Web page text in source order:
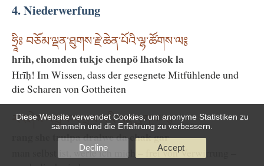
4. Niederwerfung
ཧྲཱིཿ བཅོམ་ལྡན་ཐུགས་རྗེ་ཆེན་པོའི་ལྷ་ཚོགས་ལ༔
hrih, chomden tukje chenpö lhatsok la
Hrīḥ! Im Wissen, dass der gesegnete Mitfühlende und
die Scharen von Gottheiten
རང་ཤེས་འཁྲུལ་པ་བྲལ་བའི་བརྡ་ཕྱག་གར༔
rang she trulpa dralwe da chak gar
man selbst ist, werfe ich mich – frei von Verwirrung –
Diese Website verwendet Cookies, um anonyme Statistiken zu
sammeln und die Erfahrung zu verbessern.
Decline Accept